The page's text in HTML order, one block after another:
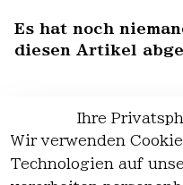
Es hat noch
diesen Artikel
EU-
für Details
Ihre
Wir verwenden
Technologien auf